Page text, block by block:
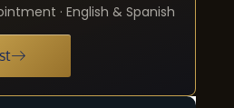
· English & Spanish